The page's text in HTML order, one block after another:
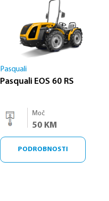
Pasquali
Pasquali EOS 60 RS
Moč
50 KM
PODROBNOSTI